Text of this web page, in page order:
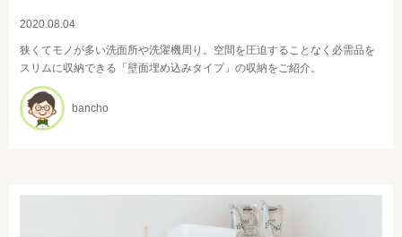
2020.08.04
狭くてモノが多い洗面所や洗濯機周り。空間を圧迫することなく必需品を
スリムに収納できる「壁面埋め込みタイプ」の収納をご紹介。
bancho